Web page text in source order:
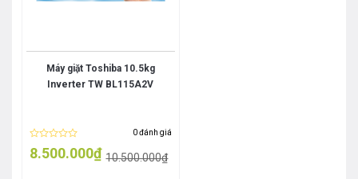
Máy giặt Toshiba 10.5kg
Inverter TW BL115A2V
Được
xếp
0 đánh giá
10.500.000₫
Giá
8.500.000₫
Giá